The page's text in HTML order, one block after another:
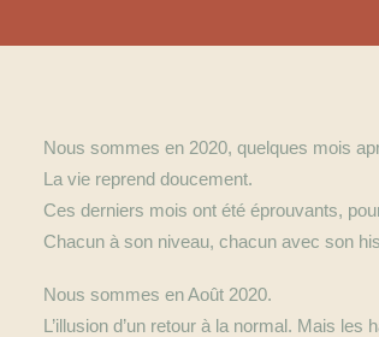
Nous sommes en 2020, quelques mois
La vie reprend doucement.
Ces derniers mois ont été éprouvants,
Chacun à son niveau, chacun avec son
Nous sommes en Août 2020.
L’illusion d’un retour à la normal. Mais